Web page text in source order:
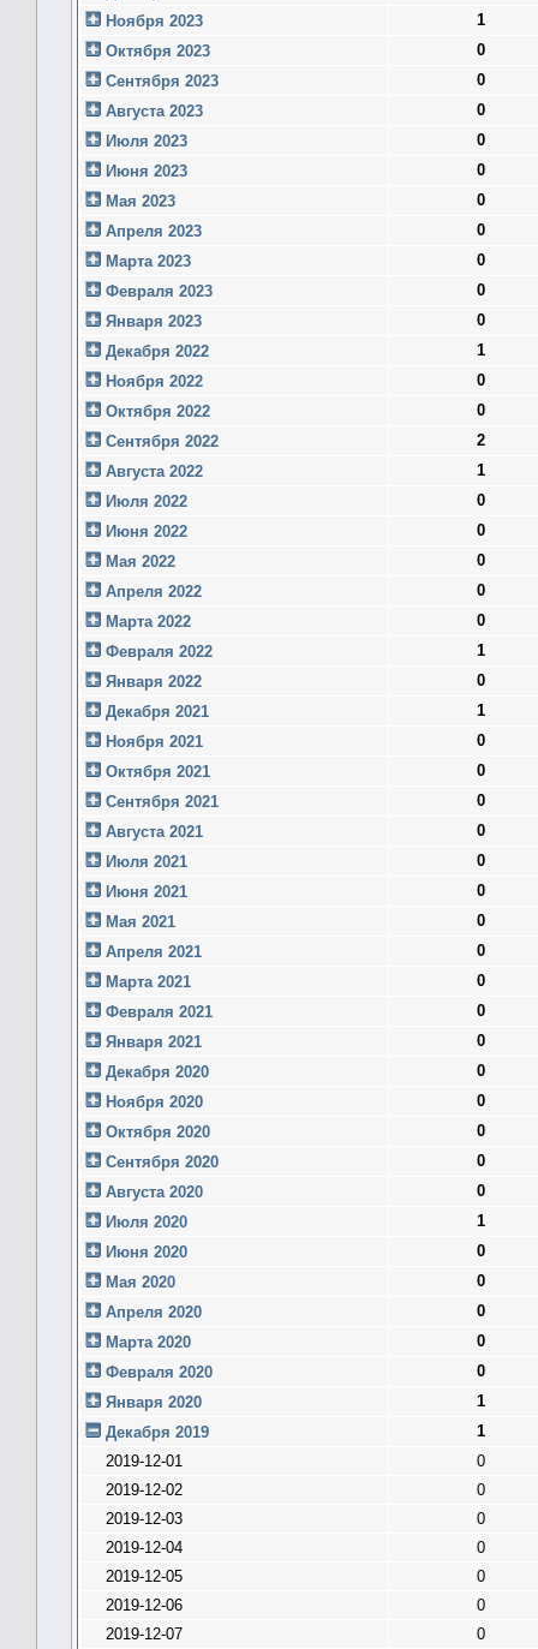
Ноября 2023
1
Октября 2023
0
Сентября 2023
0
Августа 2023
0
Июля 2023
0
Июня 2023
0
Мая 2023
0
Апреля 2023
0
Марта 2023
0
Февраля 2023
0
Января 2023
0
Декабря 2022
1
Ноября 2022
0
Октября 2022
0
Сентября 2022
2
Августа 2022
1
Июля 2022
0
Июня 2022
0
Мая 2022
0
Апреля 2022
0
Марта 2022
0
Февраля 2022
1
Января 2022
0
Декабря 2021
1
Ноября 2021
0
Октября 2021
0
Сентября 2021
0
Августа 2021
0
Июля 2021
0
Июня 2021
0
Мая 2021
0
Апреля 2021
0
Марта 2021
0
Февраля 2021
0
Января 2021
0
Декабря 2020
0
Ноября 2020
0
Октября 2020
0
Сентября 2020
0
Августа 2020
0
Июля 2020
1
Июня 2020
0
Мая 2020
0
Апреля 2020
0
Марта 2020
0
Февраля 2020
0
Января 2020
1
Декабря 2019
1
2019-12-01
0
2019-12-02
0
2019-12-03
0
2019-12-04
0
2019-12-05
0
2019-12-06
0
2019-12-07
0